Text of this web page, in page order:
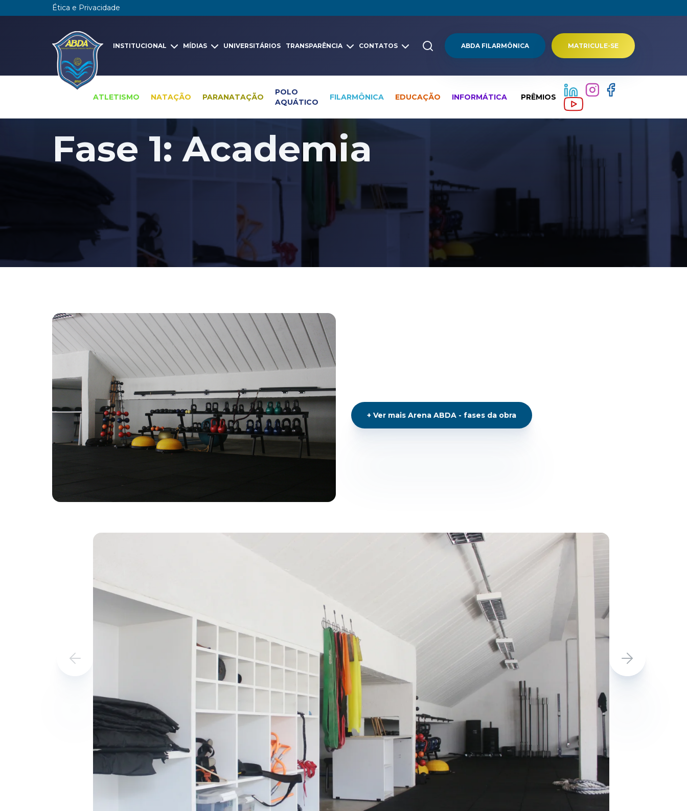
Ética e Privacidade
INSTITUCIONAL MÍDIAS UNIVERSITÁRIOS TRANSPARÊNCIA CONTATOS ABDA FILARMÔNICA MATRICULE-SE
ATLETISMO NATAÇÃO PARANATAÇÃO
POLO
AQUÁTICO
FILARMÔNICA EDUCAÇÃO INFORMÁTICA PRÊMIOS
Arena ABDA - fases da obra
Fase 1: Academia
+ Ver mais Arena ABDA - fases da obra